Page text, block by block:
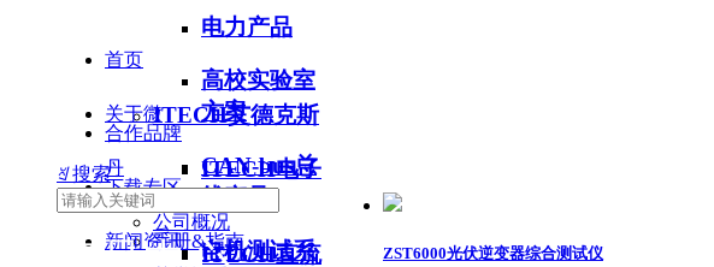
电力产品
高校实验室
方案
CAN-bus总
线产品
电机测试系
ITECH艾德克斯
ITECH电子
ITECH直流
首页
关于微
丹
公司概况
合作品牌
下载专区
手册&指南
新闻资讯
ꄠ 搜索
ZST6000光伏逆变器综合测试仪